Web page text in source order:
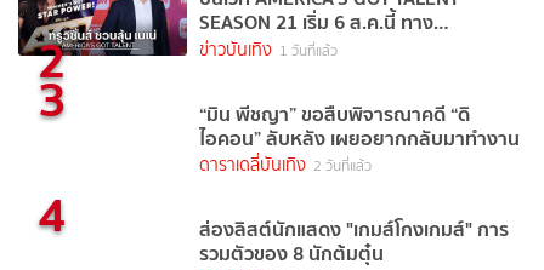
2 SEASON 21 เริ่ม 6 ส.ค.นี้ ทาง
TrueVisions NOW
ข่าวบันเทิง 1 วันที่แล้ว
3 “มิน พีชญา” ขอสืบพิจารณาคดี “ดิ
ไอคอน” ลับหลัง เผยอยากกลับมาทำงาน
ดาราเดลี่บันเทิง 2 วันที่แล้ว
4 ส่องลิสต์นักแสดง "เกมส์โกงเกมส์" การ
รวมตัวของ 8 นักต้มตุ๋น